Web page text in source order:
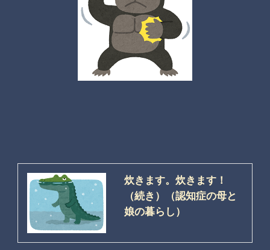
炊きます。炊きます！
（続き）（認知症の母と
娘の暮らし）